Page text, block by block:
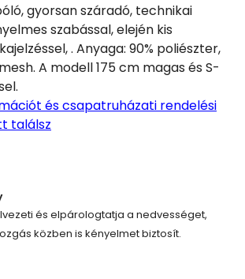
gyorsan száradó, technikai
szabással, elején kis
. Anyaga: 90% poliészter,
A modell 175 cm magas és S-
és csapatruházati rendelési
találsz
és elpárologtatja a nedvességet,
közben is kényelmet biztosít.